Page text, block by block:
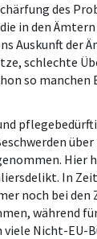
des
in den
Auskunft der
schlechte
so manchen
Hier
In
noch bei den
während
Nicht-EU-